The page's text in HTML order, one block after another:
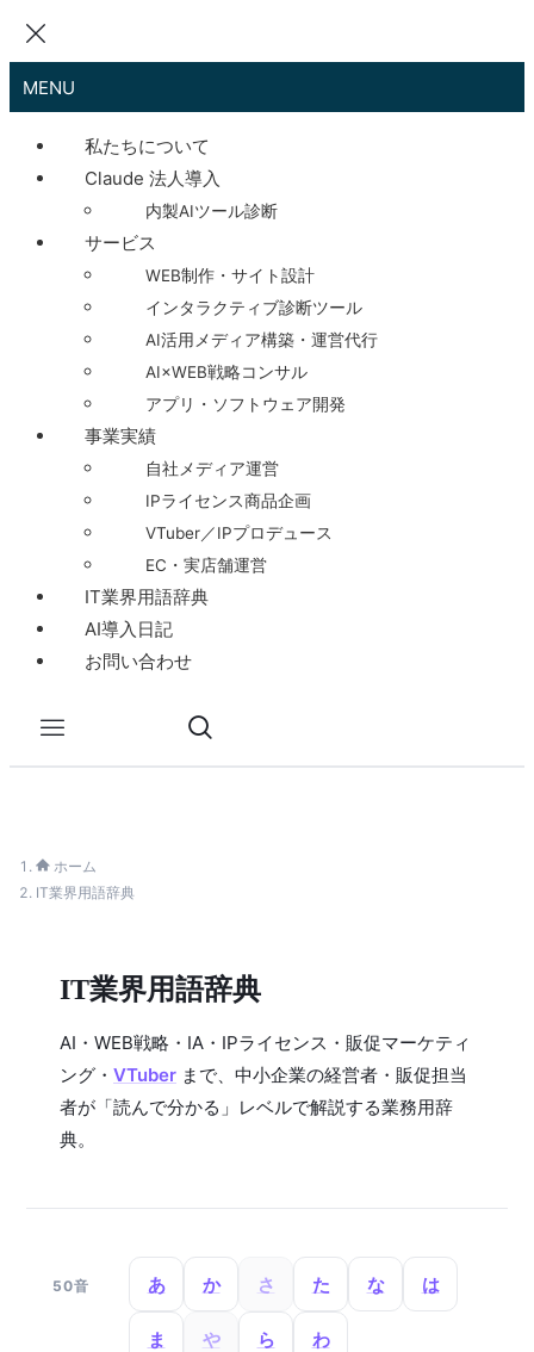
MENU
私たちについて
Claude 法人導入
内製AIツール診断
サービス
WEB制作・サイト設計
インタラクティブ診断ツール
AI活用メディア構築・運営代行
AI×WEB戦略コンサル
アプリ・ソフトウェア開発
事業実績
自社メディア運営
IPライセンス商品企画
VTuber／IPプロデュース
EC・実店舗運営
IT業界用語辞典
AI導入日記
お問い合わせ
ホーム
IT業界用語辞典
IT業界用語辞典
AI・WEB戦略・IA・IPライセンス・販促マーケティ
ング・ VTuber まで、中小企業の経営者・販促担当
者が「読んで分かる」レベルで解説する業務用辞
典。
50音 あ か さ た な は
ま や ら わ